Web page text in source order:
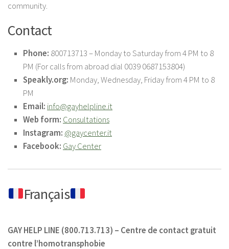
community.
Contact
Phone: 800713713 – Monday to Saturday from 4 PM to 8
PM (For calls from abroad dial 0039 0687153804)
Speakly.org: Monday, Wednesday, Friday from 4 PM to 8
PM
Email: info@gayhelpline.it
Web form: Consultations
Instagram: @gaycenter.it
Facebook: Gay Center
Français
GAY HELP LINE (800.713.713) – Centre de contact gratuit
contre l’homotransphobie